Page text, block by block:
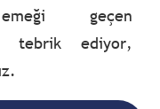
geçen
tebrik ediyor,